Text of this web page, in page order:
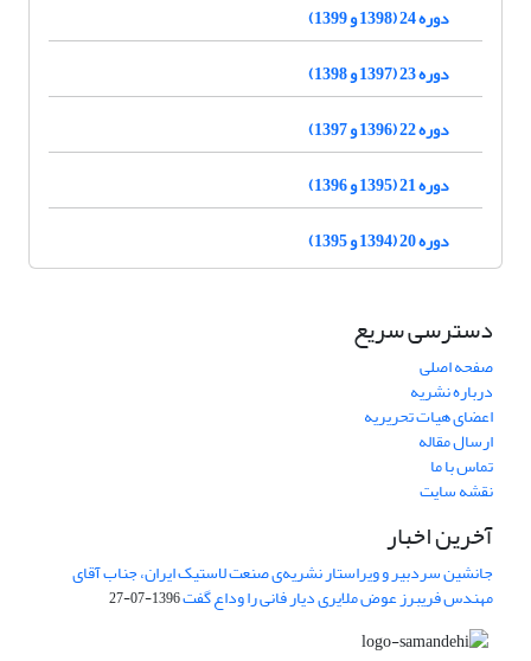
دوره 24 (1398 و 1399)
دوره 23 (1397 و 1398)
دوره 22 (1396 و 1397)
دوره 21 (1395 و 1396)
دوره 20 (1394 و 1395)
دسترسی سریع
صفحه اصلی
درباره نشریه
اعضای هیات تحریریه
ارسال مقاله
تماس با ما
نقشه سایت
آخرین اخبار
جانشین سردبیر و ویراستار نشریه‌ی صنعت لاستیک ایران، جناب آقای
مهندس فریبرز عوض ملایری دیار فانی را وداع گفت1396-07-27